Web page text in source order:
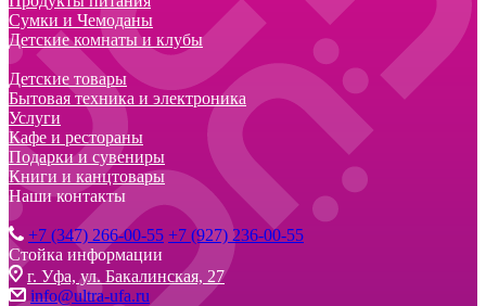
Сумки и Чемоданы
Детские комнаты и клубы
Детские товары
Бытовая техника и электроника
Услуги
Кафе и рестораны
Подарки и сувениры
Книги и канцтовары
Наши контакты
+7 (347) 266-00-55 +7 (927) 236-00-55
Стойка информации
г. Уфа, ул. Бакалинская, 27
info@ultra-ufa.ru